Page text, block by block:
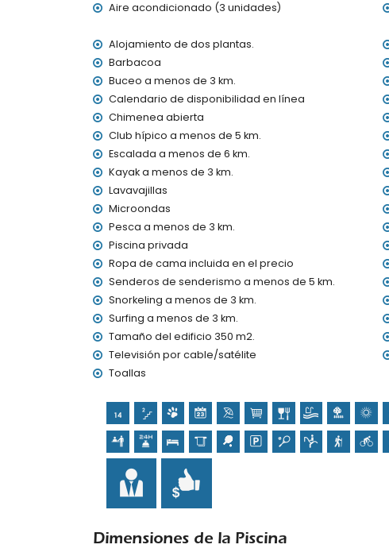
terraza en la azotea
pueblo más cercano: Jávea (a menos de 1000
río o costa más cercano: Mediterráneo (a menos
playa más cercana: Playa de La Grava (a menos
puerto más cercano: Puerto de Jávea (a menos
parque más cercano: Plaza Parque Reina Sofía (a
aeropuerto más cercano: Alicante (a menos de
segundo aeropuerto más cercano: Valencia (> 100
transporte público cercano: autobús a menos de
se admiten mascotas
El alojamiento es muy adecuado para familias con
Instalaciones y servicios incluidos en el precio de
internet (fibra óptica)
plancha y tabla de planchar
ropa de cama y toallas
servicio de recepción y servicio de emergencia
mesa de ping-pong
calefacción central y aire acondicionado
Instalaciones y servicios con coste extra
cama extra y camas/cunas para niños (bajo
Actividades de entretenimiento y ocio para sus
cine, teatro, discoteca, bar y paseo marítimo
Monumentos y cultura en Jávea, Costa Blanca
museo (Histórico de Jávea), iglesia (Virgen de
monumento (Histórico de Jávea), edificio
de Jávea) (a menos de 5 kilómetros del
Aire acondicionado (3 unidades)
Alojamiento de dos plantas.
Barbacoa
Buceo a menos de 3 km.
Calendario de disponibilidad en línea
Chimenea abierta
Club hípico a menos de 5 km.
Escalada a menos de 6 km.
Kayak a menos de 3 km.
Lavavajillas
Microondas
Pesca a menos de 3 km.
Piscina privada
Ropa de cama incluida en el precio
Senderos de senderismo a menos de 5 km.
Snorkeling a menos de 3 km.
Surfing a menos de 3 km.
Tamaño del edificio 350 m2.
Televisión por cable/satélite
Toallas
Dimensiones de la Piscina